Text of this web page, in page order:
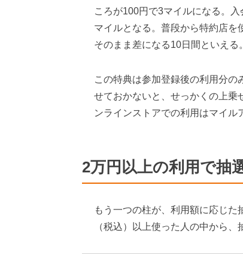
ころが100円で3マイルになる。
マイルとなる。普段から特約店
そのまま差になる10日間といえる。
この特典は参加登録後の利用分の
せておかないと、せっかくの上乗
ンラインストアでの利用はマイル
2万円以上の利用で抽
もう一つの柱が、利用額に応じ
（税込）以上使った人の中から